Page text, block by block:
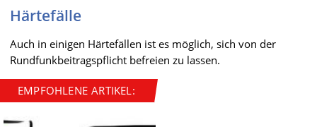
Härtefälle
Auch in einigen Härtefällen ist es möglich, sich von der
Rundfunkbeitragspflicht befreien zu lassen.
EMPFOHLENE ARTIKEL: